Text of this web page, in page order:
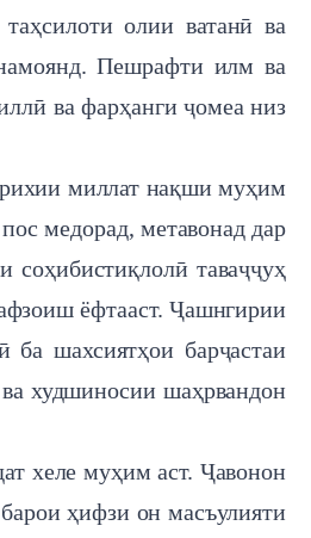
олии ватанӣ ва
Пешрафти илм ва
ва фарҳанги ҷомеа низ
миллат нақши муҳим
медорад, метавонад дар
соҳибистиқлолӣ таваҷҷуҳ
ёфтааст. Ҷашнгирии
ба шахсиятҳои барҷастаи
худшиносии шаҳрвандон
хеле муҳим аст. Ҷавонон
ҳифзи он масъулияти